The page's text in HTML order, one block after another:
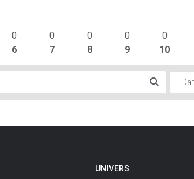
0
6
0
7
0
8
0
9
0
10
UNIVERS